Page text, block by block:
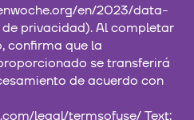
en/2023/data-
privacidad). Al completar
confirma que la
se transferirá
de acuerdo con
legal/termsofuse/ Text: